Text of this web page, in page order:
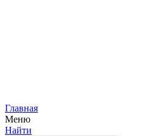
Главная
Меню
Найти